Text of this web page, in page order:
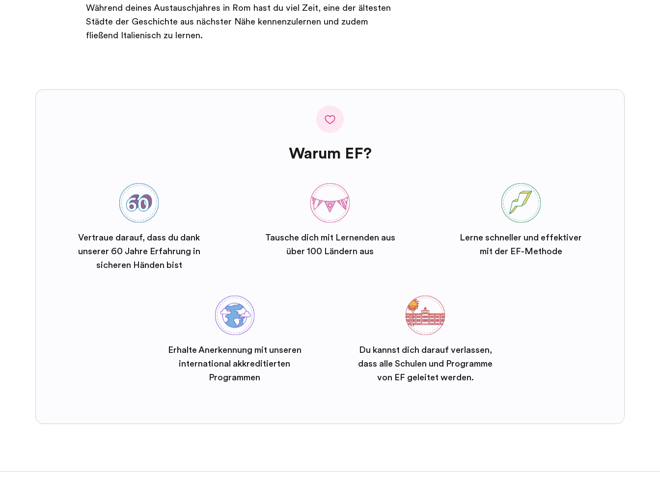
Während deines Austauschjahres in Rom hast du viel Zeit, eine der ältesten
Städte der Geschichte aus nächster Nähe kennenzulernen und zudem
fließend Italienisch zu lernen.
Warum EF?
Vertraue darauf, dass du dank
unserer 60 Jahre Erfahrung in
sicheren Händen bist
Tausche dich mit Lernenden aus
über 100 Ländern aus
Lerne schneller und effektiver
mit der EF-Methode
Erhalte Anerkennung mit unseren
international akkreditierten
Programmen
Du kannst dich darauf verlassen,
dass alle Schulen und Programme
von EF geleitet werden.